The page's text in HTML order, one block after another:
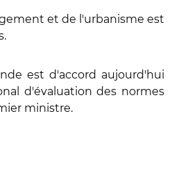
et de l'urbanisme est
est d'accord aujourd'hui
d'évaluation des normes
ministre.